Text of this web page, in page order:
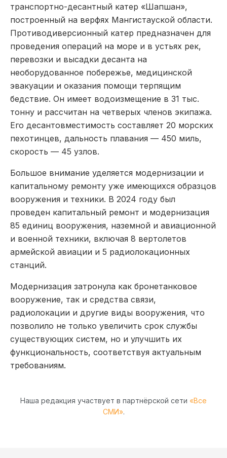
транспортно-десантный катер «Шапшан»,
построенный на верфях Мангистауской области.
Противодиверсионный катер предназначен для
проведения операций на море и в устьях рек,
перевозки и высадки десанта на
необорудованное побережье, медицинской
эвакуации и оказания помощи терпящим
бедствие. Он имеет водоизмещение в 31 тыс.
тонну и рассчитан на четверых членов экипажа.
Его десантовместимость составляет 20 морских
пехотинцев, дальность плавания — 450 миль,
скорость — 45 узлов.
Большое внимание уделяется модернизации и
капитальному ремонту уже имеющихся образцов
вооружения и техники. В 2024 году был
проведен капитальный ремонт и модернизация
85 единиц вооружения, наземной и авиационной
и военной техники, включая 8 вертолетов
армейской авиации и 5 радиолокационных
станций.
Модернизация затронула как бронетанковое
вооружение, так и средства связи,
радиолокации и другие виды вооружения, что
позволило не только увеличить срок службы
существующих систем, но и улучшить их
функциональность, соответствуя актуальным
требованиям.
Наша редакция участвует в партнёрской сети «Все
СМИ».